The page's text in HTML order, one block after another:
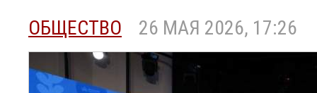
ОБЩЕСТВО 26 МАЯ 2026, 17:26